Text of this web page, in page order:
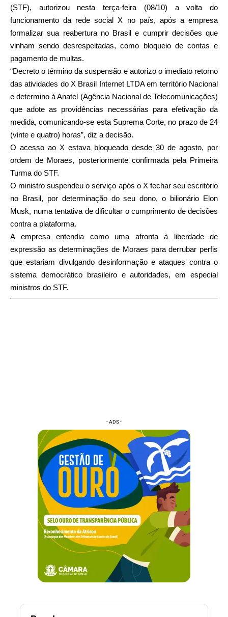
(STF), autorizou nesta terça-feira (08/10) a volta do
funcionamento da rede social X no país, após a empresa
formalizar sua reabertura no Brasil e cumprir decisões que
vinham sendo desrespeitadas, como bloqueio de contas e
pagamento de multas.
“Decreto o término da suspensão e autorizo o imediato retorno
das atividades do X Brasil Internet LTDA em território Nacional
e determino à Anatel (Agência Nacional de Telecomunicações)
que adote as providências necessárias para efetivação da
medida, comunicando-se esta Suprema Corte, no prazo de 24
(vinte e quatro) horas”, diz a decisão.
O acesso ao X estava bloqueado desde 30 de agosto, por
ordem de Moraes, posteriormente confirmada pela Primeira
Turma do STF.
O ministro suspendeu o serviço após o X fechar seu escritório
no Brasil, por determinação do seu dono, o bilionário Elon
Musk, numa tentativa de dificultar o cumprimento de decisões
contra a plataforma.
A empresa entendia como uma afronta à liberdade de
expressão as determinações de Moraes para derrubar perfis
que estariam divulgando desinformação e ataques contra o
sistema democrático brasileiro e autoridades, em especial
ministros do STF.
- ADS -